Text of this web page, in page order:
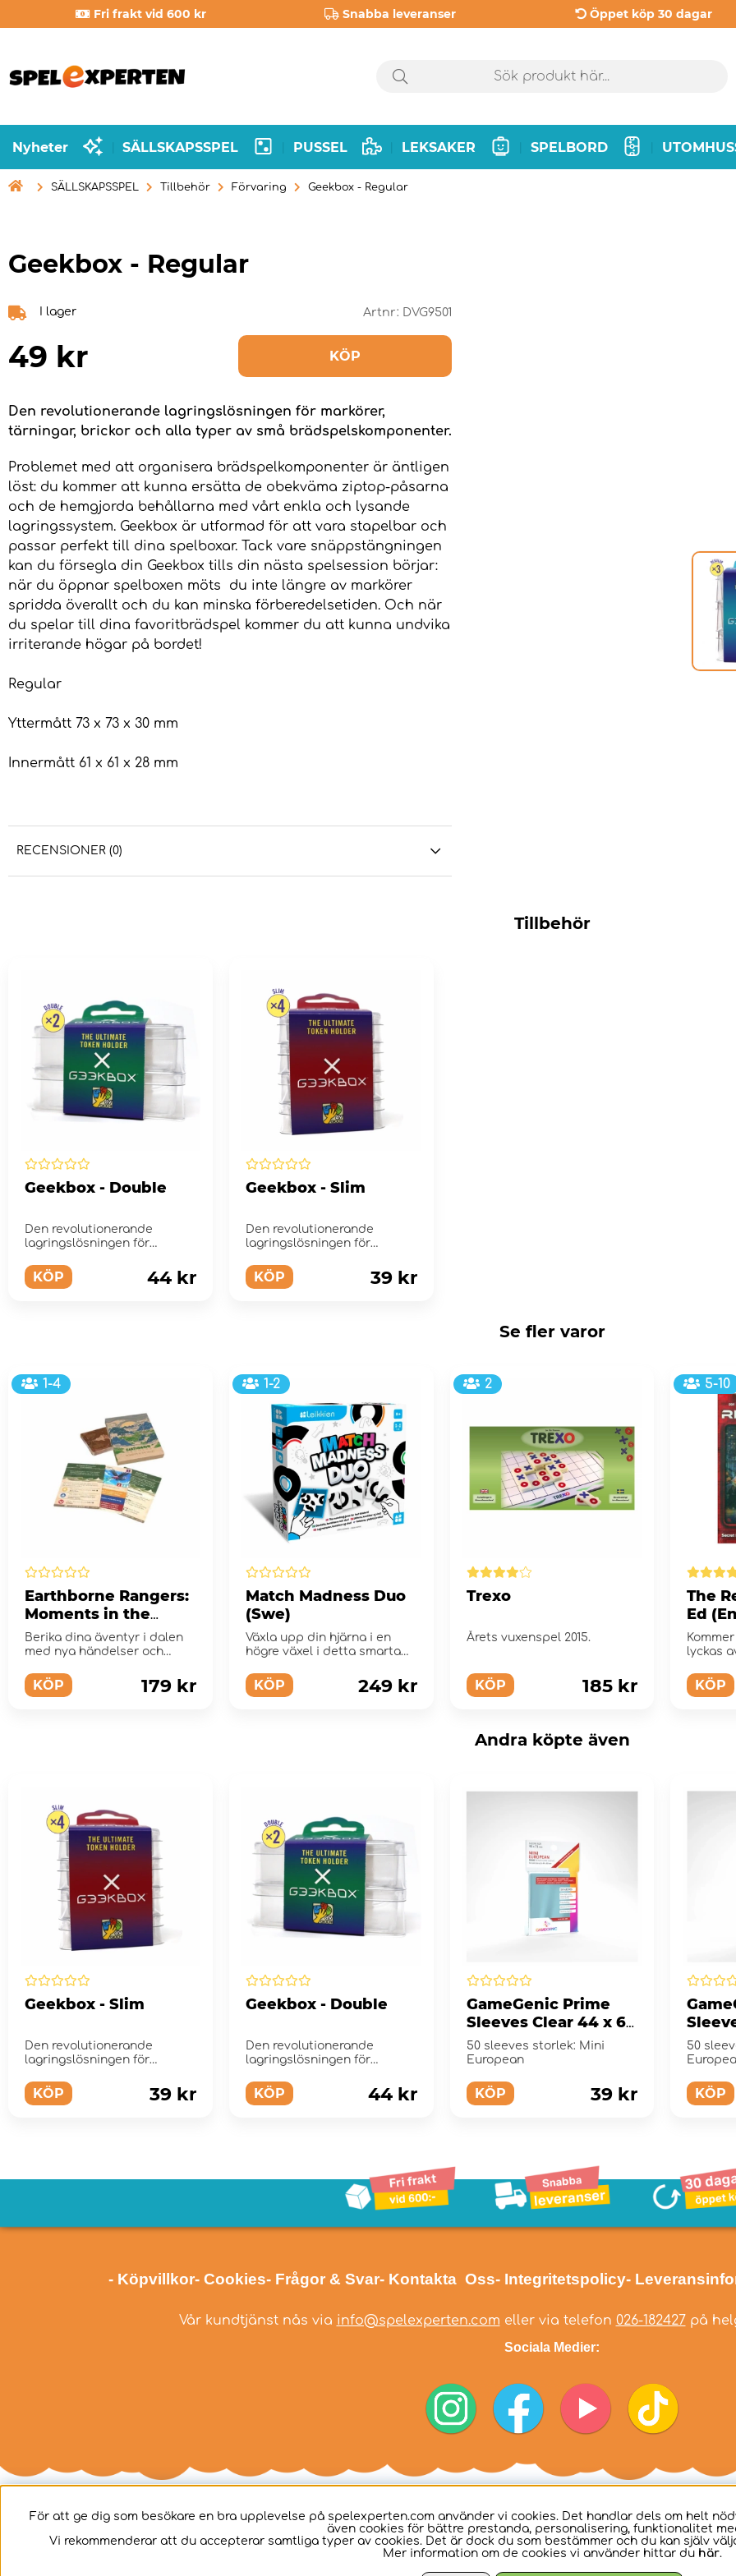
Fri frakt vid 600 kr Snabba leveranser Öppet köp 30 dagar
Nyheter SÄLLSKAPSSPEL PUSSEL LEKSAKER SPELBORD
 SÄLLSKAPSSPEL Tillbehör Förvaring Geekbox - Regular
Geekbox - Regular
I lager Artnr: DVG9501
49 kr KÖP
Den revolutionerande lagringslösningen för markörer,
tärningar, brickor och alla typer av små brädspelskomponenter.
Problemet med att organisera brädspelkomponenter är äntligen
löst: du kommer att kunna ersätta de obekväma ziptop-påsarna
och de hemgjorda behållarna med vårt enkla och lysande
lagringssystem. Geekbox är utformad för att vara stapelbar och
passar perfekt till dina spelboxar. Tack vare snäppstängningen
kan du försegla din Geekbox tills din nästa spelsession börjar:
när du öppnar spelboxen möts du inte längre av markörer
spridda överallt och du kan minska förberedelsetiden. Och när
du spelar till dina favoritbrädspel kommer du att kunna undvika
irriterande högar på bordet!
Regular
Yttermått 73 x 73 x 30 mm
Innermått 61 x 61 x 28 mm
RECENSIONER (0)
Tillbehör
Geekbox - Double
Den revolutionerande
lagringslösningen för
KÖP 44 kr
Geekbox - Slim
Den revolutionerande
lagringslösningen för
KÖP 39 kr
Se fler varor
1-4
Earthborne Rangers:
Moments in the
Valley (Exp.)
Berika dina äventyr i dalen
med nya händelser och
KÖP 179 kr
1-2
Match Madness Duo
(Swe)
Växla upp din hjärna i en
högre växel i detta smarta
KÖP 249 kr
2
Trexo
Årets vuxenspel 2015.
KÖP 185 kr
5-10
The
Ed
lyckas
KÖP
Andra köpte även
Geekbox - Slim
Den revolutionerande
lagringslösningen för
KÖP 39 kr
Geekbox - Double
Den revolutionerande
lagringslösningen för
KÖP 44 kr
GameGenic Prime
Sleeves Clear 44 x 69
mm
50 sleeves storlek: Mini
European
KÖP 39 kr
mm
50
KÖP
- Köpvillkor- Cookies- Frågor & Svar- Kontakta Oss- Integritetspolicy-
Vår kundtjänst nås via info@spelexperten.com eller via telefon 026-182427på
Sociala Medier:
För att ge dig som besökare en bra upplevelse på spelexperten.com använder vi cookies. Det handlar dels om helt
även cookies för bättre prestanda, personalisering, funktionalitet
Vi rekommenderar att du accepterar samtliga typer av cookies. Det är dock du som bestämmer och du kan själv
Mer information om de cookies vi använder hittar du här.